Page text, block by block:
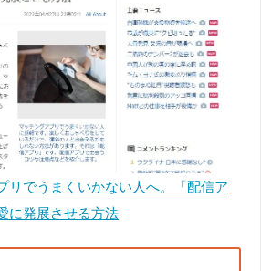
リでうまくいかない人へ。「配信ア
に発展させる方法